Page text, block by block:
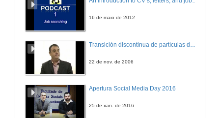
16 de maio de 2012
22 de nov. de 2006
Apertura Social Media Day 2016
25 de xan. de 2016